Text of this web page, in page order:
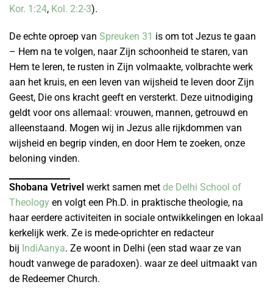
Kor. 1:24, Kol. 2:2-3).
De echte oproep van Spreuken 31 is om tot Jezus te gaan
– Hem na te volgen, naar Zijn schoonheid te staren, van
Hem te leren, te rusten in Zijn volmaakte, volbrachte werk
aan het kruis, en een leven van wijsheid te leven door Zijn
Geest, Die ons kracht geeft en versterkt. Deze uitnodiging
geldt voor ons allemaal: vrouwen, mannen, getrouwd en
alleenstaand. Mogen wij in Jezus alle rijkdommen van
wijsheid en begrip vinden, en door Hem te zoeken, onze
beloning vinden.
Shobana Vetrivel werkt samen met de Delhi School of
Theology en volgt een Ph.D. in praktische theologie, na
haar eerdere activiteiten in sociale ontwikkelingen en lokaal
kerkelijk werk. Ze is mede-oprichter en redacteur
bij IndiAanya. Ze woont in Delhi (een stad waar ze van
houdt vanwege de paradoxen). waar ze deel uitmaakt van
de Redeemer Church.